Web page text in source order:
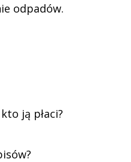
odpadów.
ją płaci?